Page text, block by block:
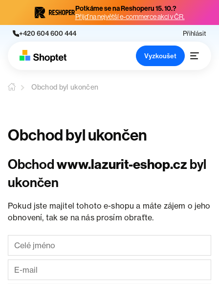
Potkáme se na Reshoperu 15. 10.?
Přijď na největší e-commerce akci v ČR.
+420 604 600 444 Přihlásit
Vyzkoušet
Obchod byl ukončen
Obchod byl ukončen
Obchodwww.lazurit-eshop.cz byl
ukončen
Pokud jste majitel tohoto e-shopu a máte zájem o jeho
obnovení, tak se na nás prosím obraťte.